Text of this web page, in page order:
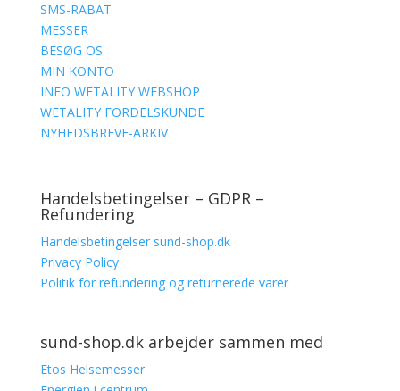
SMS-RABAT
MESSER
BESØG OS
MIN KONTO
INFO WETALITY WEBSHOP
WETALITY FORDELSKUNDE
NYHEDSBREVE-ARKIV
Handelsbetingelser – GDPR –
Refundering
Handelsbetingelser sund-shop.dk
Privacy Policy
Politik for refundering og returnerede varer
sund-shop.dk arbejder sammen med
Etos Helsemesser